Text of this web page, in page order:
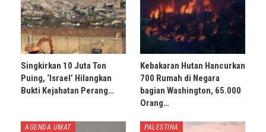
Singkirkan 10 Juta Ton
Puing, ‘Israel’ Hilangkan
Bukti Kejahatan Perang…
Kebakaran Hutan Hancurkan
700 Rumah di Negara
bagian Washington, 65.000
Orang…
AGENDA UMAT PALESTINA